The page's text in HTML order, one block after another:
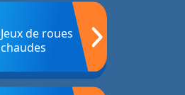
Jeux de roues
chaudes